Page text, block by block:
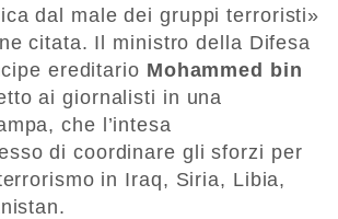
dal male dei gruppi terroristi»
citata. Il ministro della Difesa
ereditario Mohammed bin
ai giornalisti in una
che l’intesa
di coordinare gli sforzi per
in Iraq, Siria, Libia,